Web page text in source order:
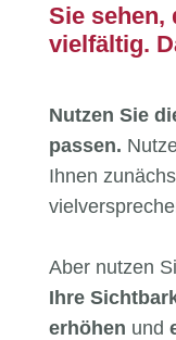
Sie sehen,
vielfältig.
Nutzen Sie
passen.
Ihnen
Aber nutzen
Ihre
erhöhen und